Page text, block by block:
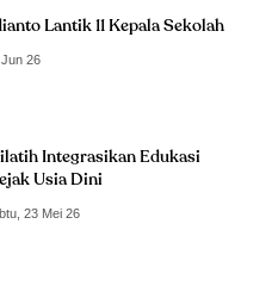
Lantik 11 Kepala Sekolah
26
Integrasikan Edukasi
Usia Dini
23 Mei 26